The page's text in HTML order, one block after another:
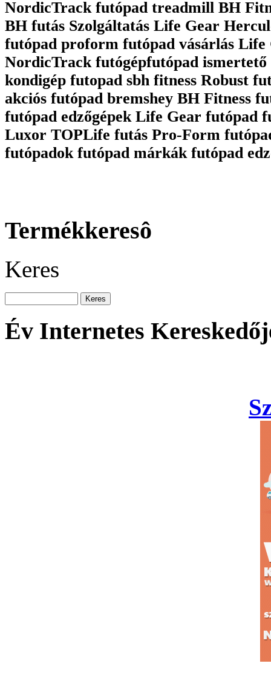
NordicTrack futópad treadmill BH
BH futás Szolgáltatás Life Gear
futópad proform futópad vásárlás
NordicTrack futógépfutópad
kondigép futopad sbh fitness Robust
akciós futópad bremshey BH Fitness
futópad edzőgépek Life Gear futópad
Luxor TOPLife futás Pro-Form
futópadok futópad márkák futópad
Termékkeresô
Keres
Év Internetes